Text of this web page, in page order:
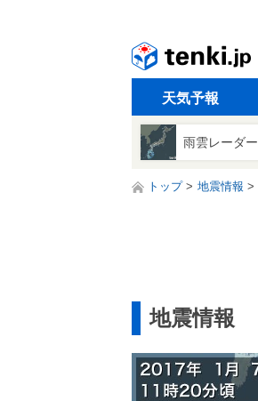
天気予報
雨雲レーダー
トップ 地震情報
地震情報